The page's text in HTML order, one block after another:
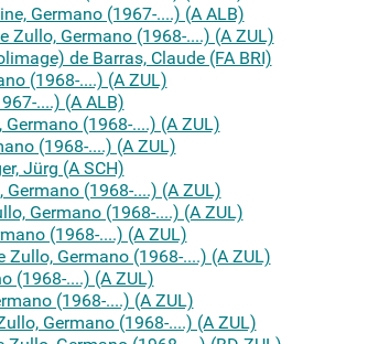
Germano (1967-....) (A ALB)
Germano (1968-....) (A ZUL)
de Barras, Claude (FA BRI)
(1968-....) (A ZUL)
....) (A ALB)
(1968-....) (A ZUL)
(1968-....) (A ZUL)
Jürg (A SCH)
(1968-....) (A ZUL)
Germano (1968-....) (A ZUL)
(1968-....) (A ZUL)
Germano (1968-....) (A ZUL)
(1968-....) (A ZUL)
(1968-....) (A ZUL)
Germano (1968-....) (A ZUL)